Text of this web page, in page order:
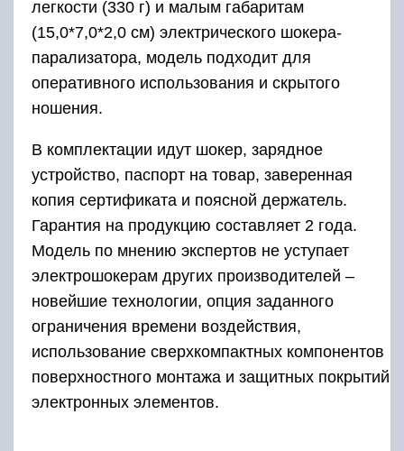
легкости (330 г) и малым габаритам
(15,0*7,0*2,0 см) электрического шокера-
парализатора, модель подходит для
оперативного использования и скрытого
ношения.
В комплектации идут шокер, зарядное
устройство, паспорт на товар, заверенная
копия сертификата и поясной держатель.
Гарантия на продукцию составляет 2 года.
Модель по мнению экспертов не уступает
электрошокерам других производителей –
новейшие технологии, опция заданного
ограничения времени воздействия,
использование сверхкомпактных компонентов
поверхностного монтажа и защитных покрытий
электронных элементов.